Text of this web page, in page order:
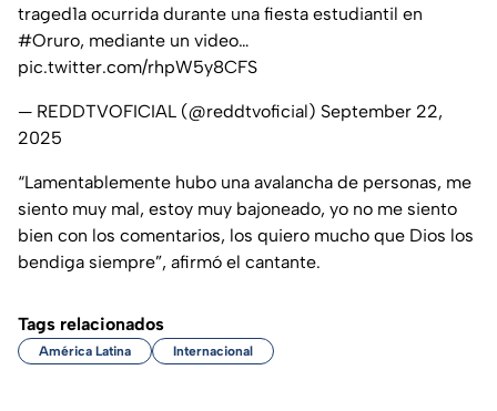
traged1a ocurrida durante una fiesta estudiantil en
#Oruro, mediante un video…
pic.twitter.com/rhpW5y8CFS
— REDDTVOFICIAL (@reddtvoficial) September 22,
2025
“Lamentablemente hubo una avalancha de personas, me
siento muy mal, estoy muy bajoneado, yo no me siento
bien con los comentarios, los quiero mucho que Dios los
bendiga siempre”, afirmó el cantante.
Tags relacionados
América Latina Internacional